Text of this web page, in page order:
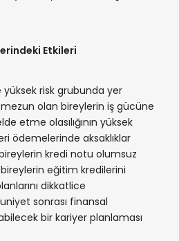
Etkileri
yüksek risk grubunda yer
olan bireylerin iş gücüne
etme olasılığının yüksek
ödemelerinde aksaklıklar
kredi notu olumsuz
eğitim kredilerini
dikkatlice
sonrası finansal
bir kariyer planlaması